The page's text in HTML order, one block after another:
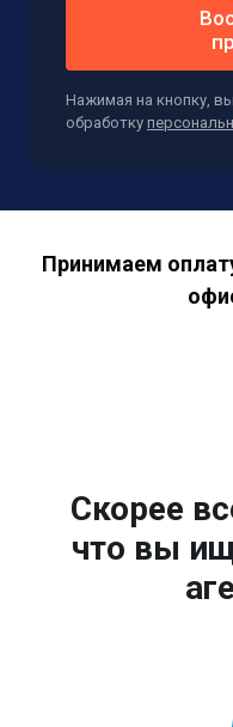
Нажимая на кнопку,
обработку
Принимаем
Скорее
что вы